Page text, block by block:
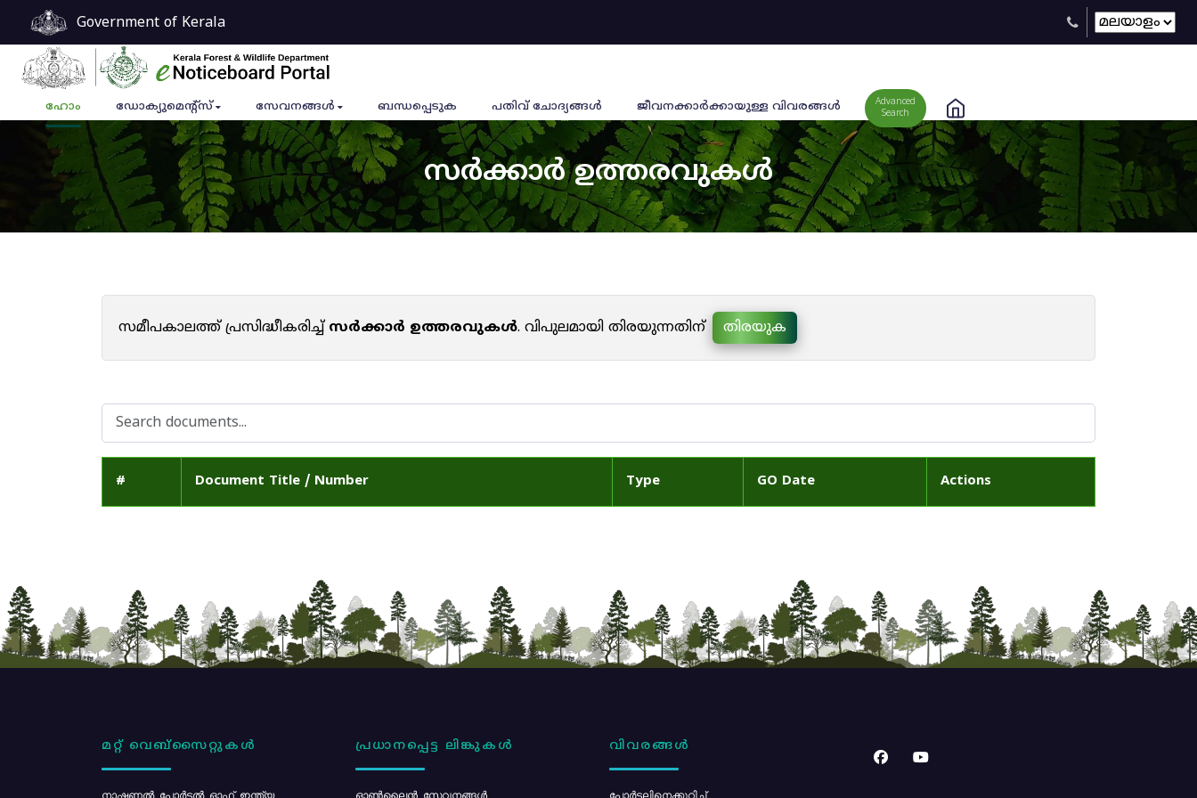
Government of Kerala
ഹോം ഡോക്യുമെൻ്റ്സ് സേവനങ്ങൾ ബന്ധപ്പെടുക പതിവ് ചോദ്യങ്ങൾ ജീവനക്കാര്‍ക്കായുള്ള വിവരങ്ങള്‍
Advanced
Search
സർക്കാർ ഉത്തരവുകൾ
സമീപകാലത്ത് പ്രസിദ്ധീകരിച്ച്സർക്കാർ ഉത്തരവുകൾ. വിപുലമായി തിരയുന്നതിന് തിരയുക
# Document Title / Number Type GO Date Actions
മറ്റ് വെബ്സൈറ്റുകൾ
നാഷണൽ പോർട്ടൽ ഓഫ് ഇന്ത്യ
പ്രധാനപ്പെട്ട ലിങ്കുകൾ
ഓൺലൈൻ സേവനങ്ങൾ
വിവരങ്ങൾ
പോര്‍ട്ടലിനെക്കുറിച്ച്